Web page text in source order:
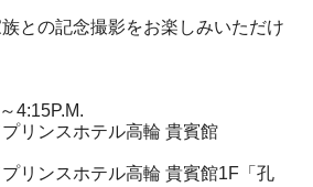
との記念撮影をお楽しみいただけ
4:15P.M.
リンスホテル高輪 貴賓館
リンスホテル高輪 貴賓館1F「孔